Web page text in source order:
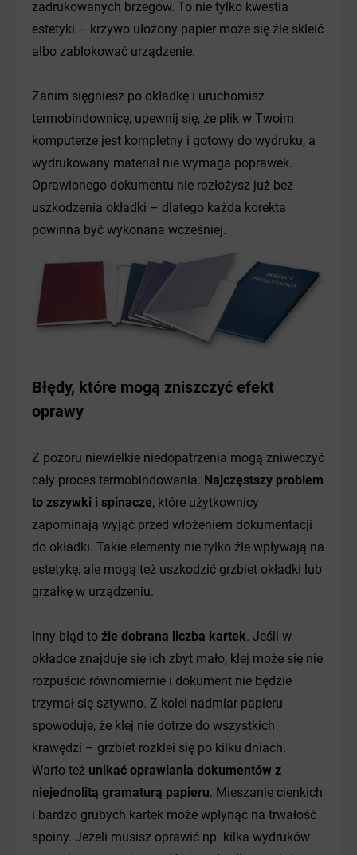
zadrukowanych brzegów. To nie tylko kwestia
estetyki – krzywo ułożony papier może się źle skleić
albo zablokować urządzenie.
Zanim sięgniesz po okładkę i uruchomisz
termobindownicę, upewnij się, że plik w Twoim
komputerze jest kompletny i gotowy do wydruku, a
wydrukowany materiał nie wymaga poprawek.
Oprawionego dokumentu nie rozłożysz już bez
uszkodzenia okładki – dlatego każda korekta
powinna być wykonana wcześniej.
Błędy, które mogą zniszczyć efekt
oprawy
Z pozoru niewielkie niedopatrzenia mogą zniweczyć
cały proces termobindowania. Najczęstszy problem
to zszywki i spinacze, które użytkownicy
zapominają wyjąć przed włożeniem dokumentacji
do okładki. Takie elementy nie tylko źle wpływają na
estetykę, ale mogą też uszkodzić grzbiet okładki lub
grzałkę w urządzeniu.
Inny błąd to źle dobrana liczba kartek. Jeśli w
okładce znajduje się ich zbyt mało, klej może się nie
rozpuścić równomiernie i dokument nie będzie
trzymał się sztywno. Z kolei nadmiar papieru
spowoduje, że klej nie dotrze do wszystkich
krawędzi – grzbiet rozklei się po kilku dniach.
Warto też unikać oprawiania dokumentów z
niejednolitą gramaturą papieru. Mieszanie cienkich
i bardzo grubych kartek może wpłynąć na trwałość
spoiny. Jeżeli musisz oprawić np. kilka wydruków